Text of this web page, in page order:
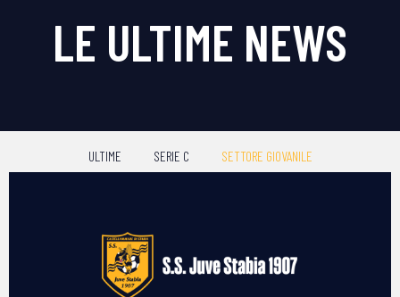
LE ULTIME NEWS
ULTIME SERIE C SETTORE GIOVANILE